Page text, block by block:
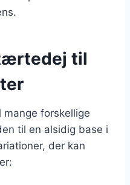
til
forskellige
til en alsidig base i
der kan